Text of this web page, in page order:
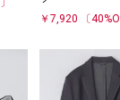
￥7,920
〔